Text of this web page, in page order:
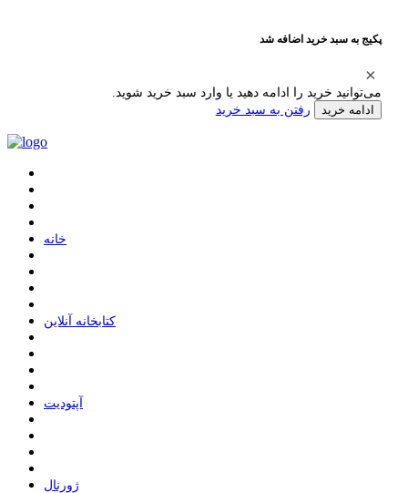
پکیج به سبد خرید اضافه شد
می‌توانید خرید را ادامه دهید یا وارد سبد خرید شوید.
ادامه خرید رفتن به سبد خرید
ﺧﺎﻧﻪ
ﮐﺘﺎﺑﺨﺎﻧﻪ ﺁﻧﻼﯾﻦ
ﺁﭘﺘﻮﺩﯾﺖ
ﮊﻭﺭﻧﺎﻝ